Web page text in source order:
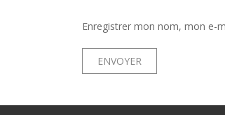
Enregistrer mon nom, mon e-